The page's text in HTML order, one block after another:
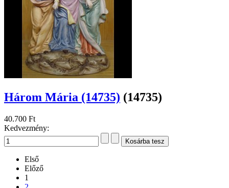
Három Mária (14735) (14735)
40.700 Ft
Kedvezmény:
Első
Előző
1